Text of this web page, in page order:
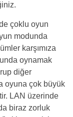
çoklu oyun
modunda
karşımıza
oynamak
diğer
oyuna çok büyük
LAN üzerinde
biraz zorluk